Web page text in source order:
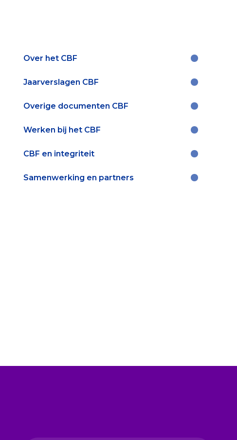
Contact & Signalen
Collecterooster/wervingrooster
Over het CBF
Jaarverslagen CBF
Overige documenten CBF
Werken bij het CBF
CBF en integriteit
Samenwerking en partners